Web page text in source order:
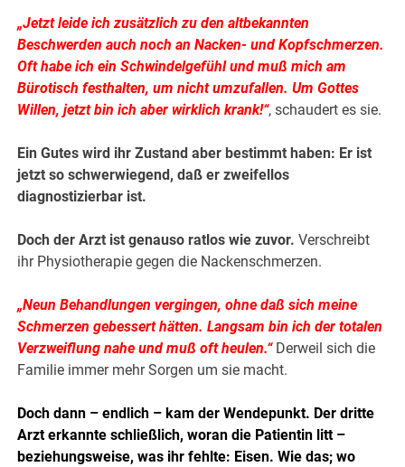
„Jetzt leide ich zusätzlich zu den altbekannten
Beschwerden auch noch an Nacken- und Kopfschmerzen.
Oft habe ich ein Schwindelgefühl und muß mich am
Bürotisch festhalten, um nicht umzufallen. Um Gottes
Willen, jetzt bin ich aber wirklich krank!“, schaudert es sie.
Ein Gutes wird ihr Zustand aber bestimmt haben: Er ist
jetzt so schwerwiegend, daß er zweifellos
diagnostizierbar ist.
Doch der Arzt ist genauso ratlos wie zuvor. Verschreibt
ihr Physiotherapie gegen die Nackenschmerzen.
„Neun Behandlungen vergingen, ohne daß sich meine
Schmerzen gebessert hätten. Langsam bin ich der totalen
Verzweiflung nahe und muß oft heulen.“ Derweil sich die
Familie immer mehr Sorgen um sie macht.
Doch dann – endlich – kam der Wendepunkt. Der dritte
Arzt erkannte schließlich, woran die Patientin litt –
beziehungsweise, was ihr fehlte: Eisen. Wie das; wo